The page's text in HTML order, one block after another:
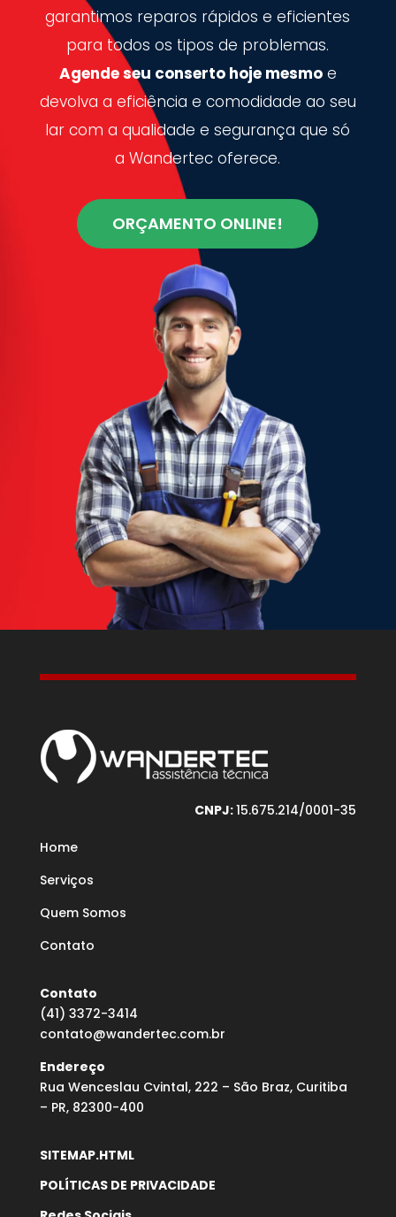
garantimos reparos rápidos e eficientes
para todos os tipos de problemas.
Agende seu conserto hoje mesmoe
devolva a eficiência e comodidade ao seu
lar com a qualidade e segurança que só
a Wandertec oferece.
ORÇAMENTO ONLINE!
CNPJ:15.675.214/0001-35
Home
Serviços
Quem Somos
Contato
Contato
(41) 3372-3414
contato@wandertec.com.br
Endereço
Rua Wenceslau Cvintal, 222 – São Braz, Curitiba
– PR, 82300-400
SITEMAP.HTML
POLÍTICAS DE PRIVACIDADE